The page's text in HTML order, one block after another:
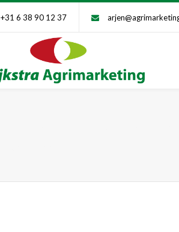
+31 6 38 90 12 37